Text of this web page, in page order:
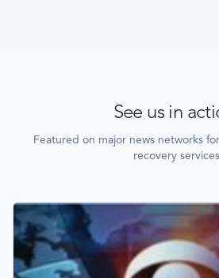
See us in
Featured on major news networks
recovery